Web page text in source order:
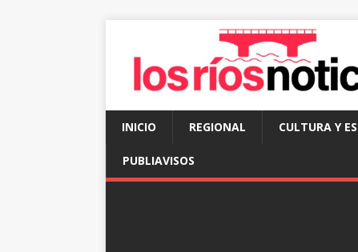
INICIO REGIONAL CULTURA Y
PUBLIAVISOS